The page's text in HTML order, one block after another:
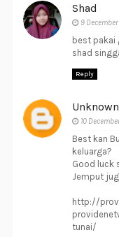
Shad
9
best pakai
shad
Reply
Unknown
10
Best kan
keluarga?
Good luck
Jemput
http://
tunai/